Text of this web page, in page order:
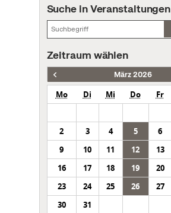
Suche in Veranstaltungen
Zeitraum wählen
März 2026
Mo Di Mi Do Fr
2
3 4 5 6
9
10 11 12 13
16
17 18 19 20
23
24 25 26 27
30
31